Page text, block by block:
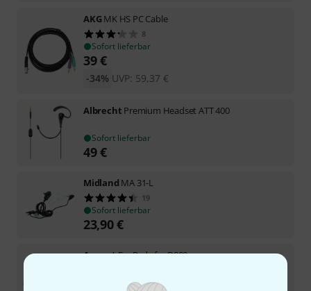
AKGMK HS PC Cable
8
Sofort lieferbar
39€
UVP: 59,37 €
-34%
Albrecht Premium Headset ATT 400
Sofort lieferbar
49€
Midland MA 31-L
19
Sofort lieferbar
23,90€
AxxentEar Pads for D800
Sofort lieferbar